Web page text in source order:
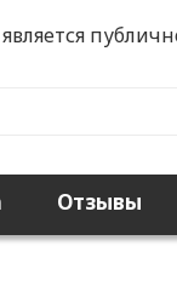
Отзывы